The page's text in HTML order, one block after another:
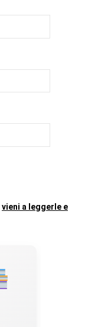
vieni a leggerle e